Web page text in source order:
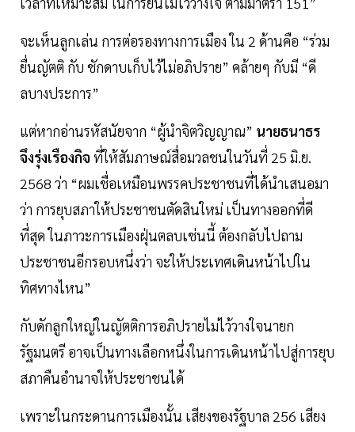
จะเห็นลูกเล่น การต่อรองทางการเมือง ใน 2 ด้านคือ “ร่วม
ยื่นญัตติ กับ ชักดาบเก็บไว้ไม่อภิปราย” คล้ายๆ กับมี “ดี
ลบางประการ”
แต่หากอ่านรหัสนัยจาก “ผู้นำจิตวิญญาณ” นายธนาธร
จึงรุ่งเรืองกิจ ที่ให้สัมภาษณ์สื่อมวลชนในวันที่ 25 มิ.ย.
2568 ว่า “ผมเชื่อเหมือนพรรคประชาชนที่ได้นำเสนอมา
ว่า การยุบสภาให้ประชาชนตัดสินใหม่ เป็นทางออกที่ดี
ที่สุด ในภาวะการเมืองฝุ่นตลบเช่นนี้ ต้องกลับไปถาม
ประชาชนอีกรอบหนึ่งว่า จะให้ประเทศเดินหน้าไปใน
ทิศทางไหน”
กับดักลูกใหญ่ในญัตติการอภิปรายไม่ไว้วางใจนายก
รัฐมนตรี อาจเป็นทางเลือกหนึ่งในการเดินหน้าไปสู่การยุบ
สภาคืนอำนาจให้ประชาชนได้
เพราะในกระดานการเมืองนั้น เสียงของรัฐบาล 256 เสียง